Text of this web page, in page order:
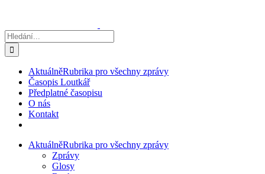
obsah
Hledat:
AktuálněRubrika pro všechny zprávy
Časopis Loutkář
Předplatné časopisu
O nás
Kontakt
AktuálněRubrika pro všechny zprávy
Zprávy
Glosy